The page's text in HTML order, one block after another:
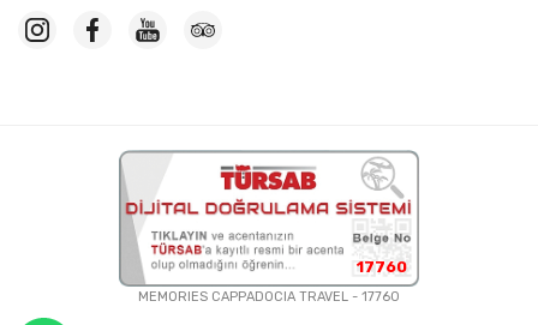
17760
MEMORIES CAPPADOCIA TRAVEL - 17760